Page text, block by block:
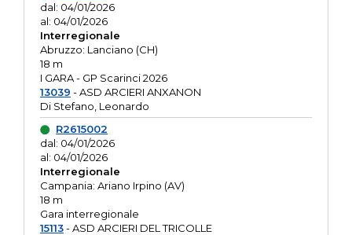
dal: 04/01/2026
al: 04/01/2026
Interregionale
Abruzzo: Lanciano (CH)
18 m
I GARA - GP Scarinci 2026
13039 - ASD ARCIERI ANXANON
Di Stefano, Leonardo
R2615002
dal: 04/01/2026
al: 04/01/2026
Interregionale
Campania: Ariano Irpino (AV)
18 m
Gara interregionale
15113- ASD ARCIERI DEL TRICOLLE